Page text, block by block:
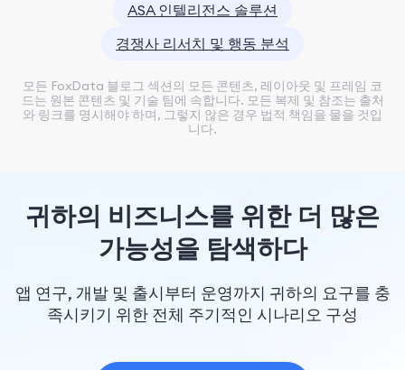
ASA 인텔리전스 솔루션
경쟁사 리서치 및 행동 분석
모든 FoxData 블로그 섹션의 모든 콘텐츠, 레이아웃 및 프레임 코
드는 원본 콘텐츠 및 기술 팀에 속합니다. 모든 복제 및 참조는 출처
와 링크를 명시해야 하며, 그렇지 않은 경우 법적 책임을 물을 것입
니다.
귀하의 비즈니스를 위한 더 많은
가능성을 탐색하다
앱 연구, 개발 및 출시부터 운영까지 귀하의 요구를 충
족시키기 위한 전체 주기적인 시나리오 구성